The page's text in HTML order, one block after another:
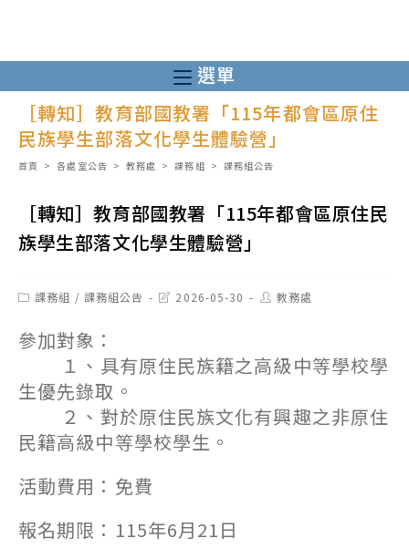
至
主
選單
［轉知］教育部國教署「115年都會區原住
民族學生部落文化學生體驗營」
首頁 > 各處室公告 > 教務處 > 課務組 > 課務組公告
［轉知］教育部國教署「115年都會區原住民
族學生部落文化學生體驗營」
Post課務組 / 課務組公告
Post2026-05-30
Post教務處
參加對象：
１、具有原住民族籍之高級中等學校學
生優先錄取。
２、對於原住民族文化有興趣之非原住
民籍高級中等學校學生。
活動費用：免費
報名期限：115年6月21日